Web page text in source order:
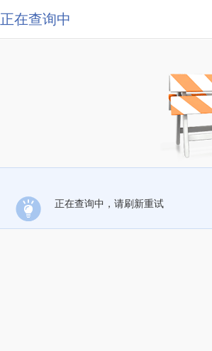
正在查询中
正在查询中，请刷新重试